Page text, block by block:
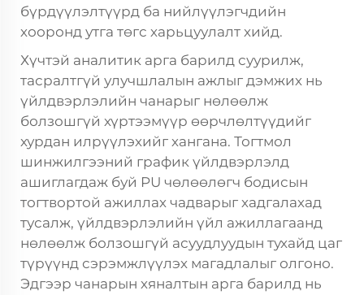
бүрдүүлэлтүүрд ба нийлүүлэгчдийн
хооронд утга төгс харьцуулалт хийд.
Хүчтэй аналитик арга барилд суурилж,
тасралтгүй улучшлалын ажлыг дэмжих нь
үйлдвэрлэлийн чанарыг нөлөөлж
болзошгүй хүртээмүүр өөрчлөлтүүдийг
хурдан илрүүлэхийг хангана. Тогтмол
шинжилгээний график үйлдвэрлэлд
ашиглагдаж буй PU чөлөөлөгч бодисын
тогтвортой ажиллах чадварыг хадгалахад
тусалж, үйлдвэрлэлийн үйл ажиллагаанд
нөлөөлж болзошгүй асуудлуудын тухайд цаг
түрүүнд сэрэмжлүүлэх магадлалыг олгоно.
Эдгээр чанарын хяналтын арга барилд нь